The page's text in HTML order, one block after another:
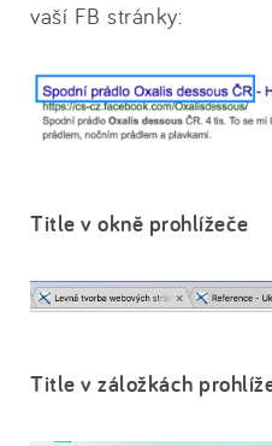
vaší FB stránky:
Title v okně prohlížeče
Title v záložkách